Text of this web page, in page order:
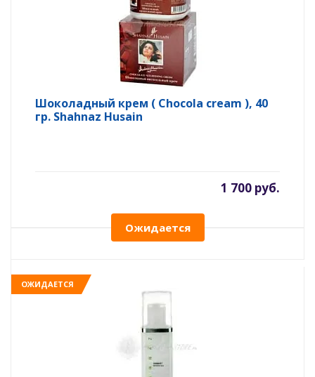
Шоколадный крем ( Chocola cream ), 40
гр. Shahnaz Husain
1 700 руб.
Ожидается
ОЖИДАЕТСЯ